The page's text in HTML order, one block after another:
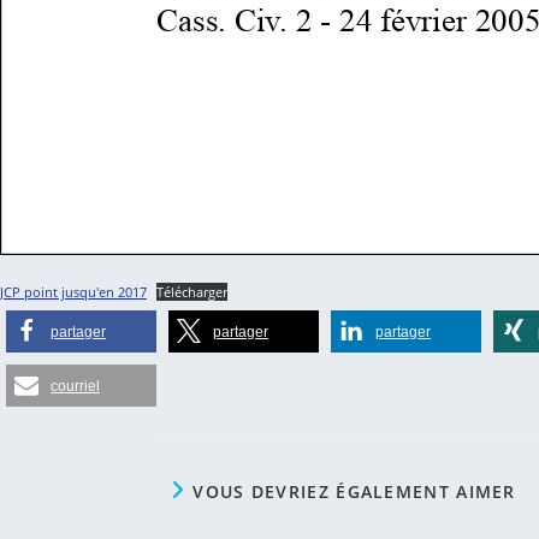
JCP point jusqu'en 2017 Télécharger
partager partager partager
courriel
VOUS DEVRIEZ ÉGALEMENT AIMER